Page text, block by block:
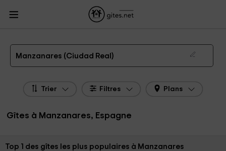
Gites Castille-La Manche
Manzanares
Manzanares (Ciudad Real)
Trier Filtres Plans
Gîtes à Manzanares, Espagne
Trier par:
Top 1 des gîtes les plus populaires à Manzanares